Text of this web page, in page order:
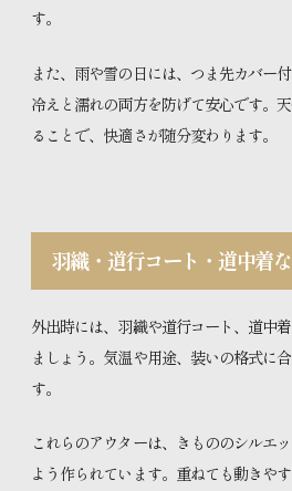
す。
また、雨や雪の日には、つま先カバー
冷えと濡れの両方を防げて安心です。
ることで、快適さが随分変わります。
羽織・道行コート・道中着
外出時には、羽織や道行コート、道中
ましょう。気温や用途、装いの格式に
す。
これらのアウターは、きもののシルエ
よう作られています。重ねても動きや